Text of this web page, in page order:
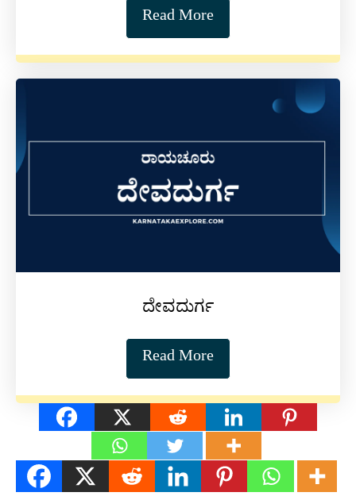
Read More
ದೇವದುರ್ಗ
Read More